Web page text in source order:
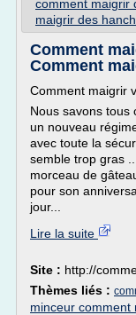
comment maigrir
maigrir des
Comment
Comment
Comment maigrir
Nous savons tous
un nouveau
avec toute la
semble trop gras
morceau de
pour son
jour...
Lire la suite
Site : http://
Thèmes liés :
minceur comment